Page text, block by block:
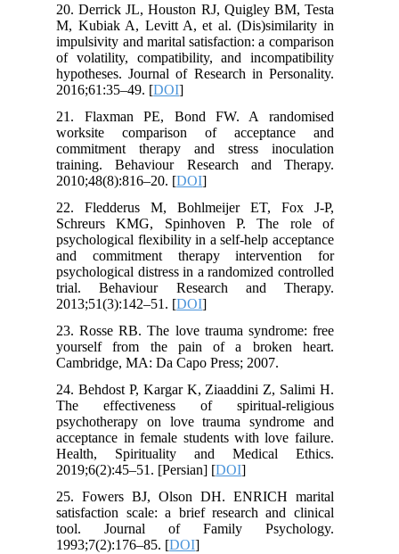
20. Derrick JL, Houston RJ, Quigley BM, Testa
M, Kubiak A, Levitt A, et al. (Dis)similarity in
impulsivity and marital satisfaction: a comparison
of volatility, compatibility, and incompatibility
hypotheses. Journal of Research in Personality.
2016;61:35–49. [DOI
21. Flaxman PE, Bond FW. A randomised
worksite comparison of acceptance and
commitment therapy and stress inoculation
training. Behaviour Research and Therapy.
2010;48(8):816–20. [DOI
22. Fledderus M, Bohlmeijer ET, Fox J-P,
Schreurs KMG, Spinhoven P. The role of
psychological flexibility in a self-help acceptance
and commitment therapy intervention for
psychological distress in a randomized controlled
trial. Behaviour Research and Therapy.
2013;51(3):142–51. [DOI
23. Rosse RB. The love trauma syndrome: free
yourself from the pain of a broken heart.
Cambridge, MA: Da Capo Press; 2007.
24. Behdost P, Kargar K, Ziaaddini Z, Salimi H.
The effectiveness of spiritual-religious
psychotherapy on love trauma syndrome and
acceptance in female students with love failure.
Health, Spirituality and Medical Ethics.
2019;6(2):45–51. [Persian] [DOI
25. Fowers BJ, Olson DH. ENRICH marital
satisfaction scale: a brief research and clinical
tool. Journal of Family Psychology.
1993;7(2):176–85. [DOI